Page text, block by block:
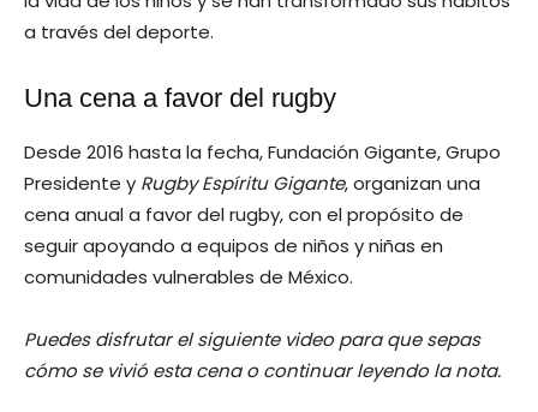
a través del deporte.
Una cena a favor del rugby
Desde 2016 hasta la fecha, Fundación Gigante, Grupo
Presidente y Rugby Espíritu Gigante, organizan una
cena anual a favor del rugby, con el propósito de
seguir apoyando a equipos de niños y niñas en
comunidades vulnerables de México.
Puedes disfrutar el siguiente video para que sepas
cómo se vivió esta cena o continuar leyendo la nota.